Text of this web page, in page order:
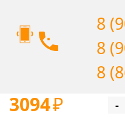
8
8
8
3094₽ -